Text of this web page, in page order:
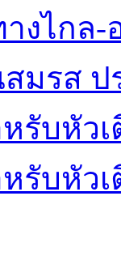
งไกล-
มรส ป
รับหัว
รับหัว